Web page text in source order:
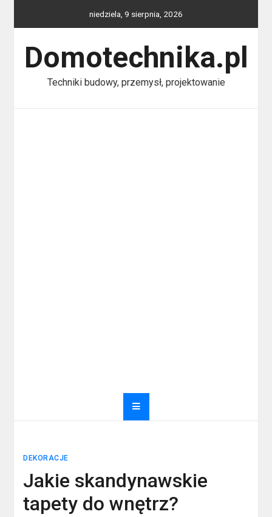
niedziela, 9 sierpnia, 2026
Domotechnika.pl
Techniki budowy, przemysł, projektowanie
DEKORACJE
Jakie skandynawskie
tapety do wnętrz?